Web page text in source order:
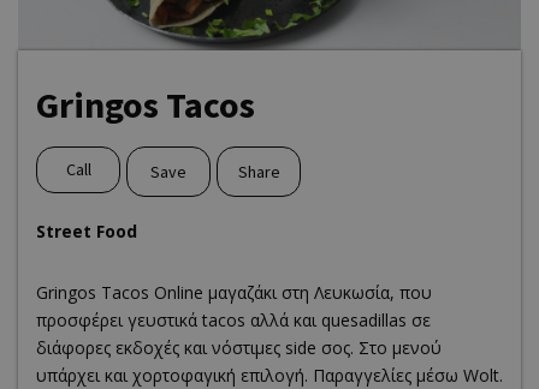
COLLECTIONS
Gringos Tacos
Call Save Share
Street Food
Gringos Tacos Online μαγαζάκι στη Λευκωσία, που
προσφέρει γευστικά tacos αλλά και quesadillas σε
διάφορες εκδοχές και νόστιμες side σος. Στο μενού
υπάρχει και χορτοφαγική επιλογή. Παραγγελίες μέσω Wolt.